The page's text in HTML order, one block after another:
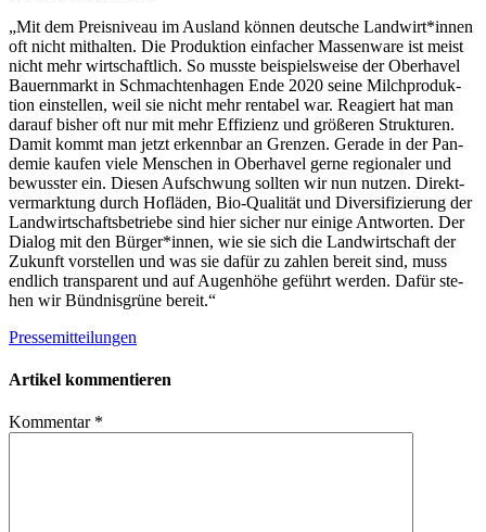
„Mit dem Preis­ni­veau im Aus­land kön­nen deut­sche Landwirt*innen
oft nicht mit­hal­ten. Die Pro­duk­tion ein­fa­cher Mas­sen­ware ist meist
nicht mehr wirt­schaft­lich. So musste bei­spiels­weise der Ober­ha­vel
Bau­ern­markt in Schmach­ten­ha­gen Ende 2020 seine Milch­pro­duk­
tion ein­stel­len, weil sie nicht mehr ren­ta­bel war. Reagiert hat man
dar­auf bis­her oft nur mit mehr Effi­zi­enz und grö­ße­ren Struk­tu­ren.
Damit kommt man jetzt erkenn­bar an Gren­zen. Gerade in der Pan­
de­mie kau­fen viele Men­schen in Ober­ha­vel gerne regio­na­ler und
bewuss­ter ein. Die­sen Auf­schwung soll­ten wir nun nut­zen. Direkt­
ver­mark­tung durch Hof­lä­den, Bio-Qua­li­tät und Diver­si­fi­zie­rung der
Land­wirt­schafts­be­triebe sind hier sicher nur einige Ant­wor­ten. Der
Dia­log mit den Bürger*innen, wie sie sich die Land­wirt­schaft der
Zukunft vor­stel­len und was sie dafür zu zah­len bereit sind, muss
end­lich trans­pa­rent und auf Augen­höhe geführt wer­den. Dafür ste­
hen wir Bünd­nis­grüne bereit.“
Pressemitteilungen
Artikel kommentieren
Kommentar *